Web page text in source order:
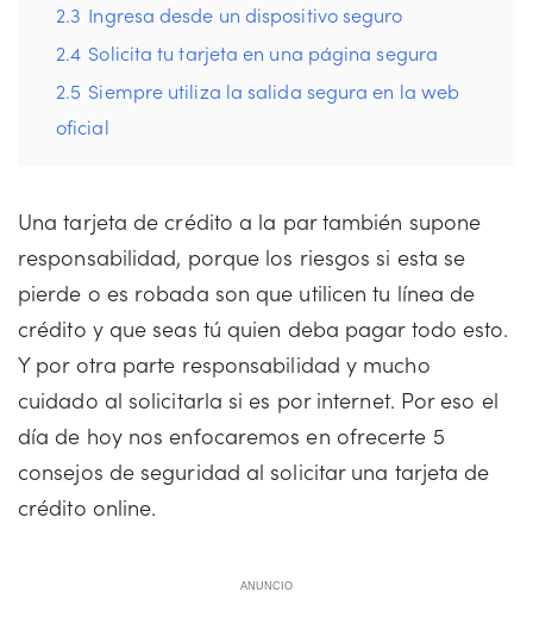
2.3 Ingresa desde un dispositivo seguro
2.4 Solicita tu tarjeta en una página segura
2.5 Siempre utiliza la salida segura en la web
oficial
Una tarjeta de crédito a la par también supone
responsabilidad, porque los riesgos si esta se
pierde o es robada son que utilicen tu línea de
crédito y que seas tú quien deba pagar todo esto.
Y por otra parte responsabilidad y mucho
cuidado al solicitarla si es por internet. Por eso el
día de hoy nos enfocaremos en ofrecerte 5
consejos de seguridad al solicitar una tarjeta de
crédito online.
ANUNCIO